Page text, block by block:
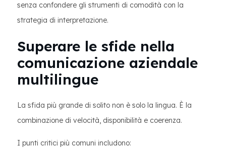
senza confondere gli strumenti di comodità con la
strategia di interpretazione.
Superare le sfide nella
comunicazione aziendale
multilingue
La sfida più grande di solito non è solo la lingua. È la
combinazione di velocità, disponibilità e coerenza.
I punti critici più comuni includono: